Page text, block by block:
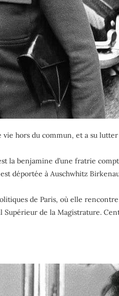
hors du commun, et a su
la benjamine d’une fratrie
déportée à Auschwhitz
de Paris, où elle
de la Magistrature.